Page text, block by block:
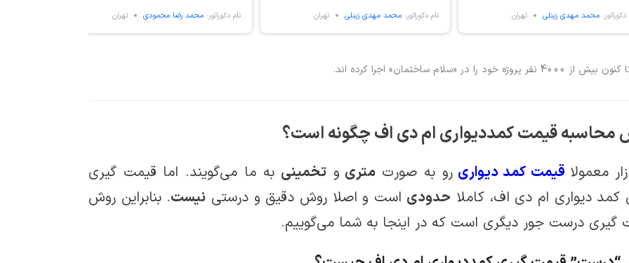
دکوراتور: محمد مهدی زینلی تهران نام دکوراتور: محمد مهدی زینلی تهران نام دکوراتور: محمد رضا محمودی تهران
بیش از 4000 نفر پروژه خود را در «سلام ساختمان» اجرا کرده اند.
محاسبه قیمت کمددیواری ام دی اف چگونه است؟
معمولا قیمت کمد دیواریرو به صورتمتری و تخمینی به ما می‌گویند. اما قیمت گیری
کمد دیواری ام دی اف، کاملا حدودی است و اصلا روش دقیق و درستی نیست. بنابراین روش
گیری درست جور دیگری است که در اینجا به شما می‌گوییم.